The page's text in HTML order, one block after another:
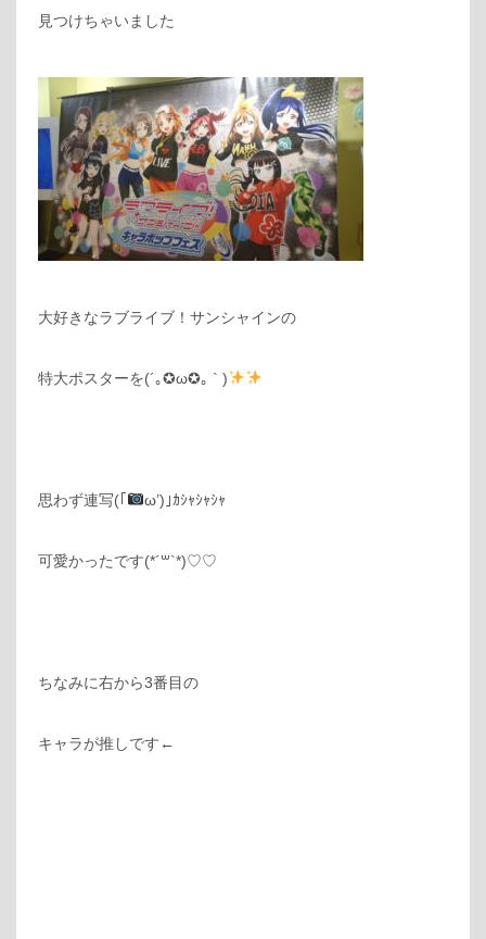
見つけちゃいました
大好きなラブライブ！サンシャインの
特大ポスターを(´｡✪ω✪｡ ` )
思わず連写(｢ ω’)｣ｶｼｬｼｬｼｬ
可愛かったです(*´꒳`*)♡♡
ちなみに右から3番目の
キャラが推しです←